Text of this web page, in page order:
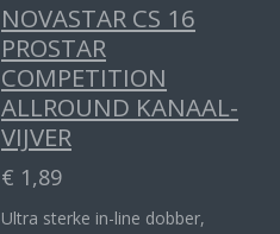
NOVASTAR CS 16
PROSTAR
COMPETITION
ALLROUND KANAAL-
VIJVER
€ 1,89
Ultra sterke in-line dobber,